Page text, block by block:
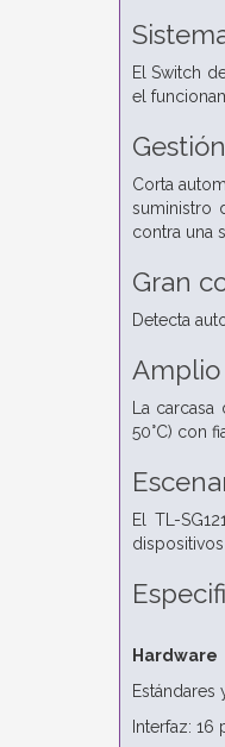
El Switch
el
Corta
suministro
contra una
Gran
Detecta
La
50°C) con
El TL-
Hardware
Estándares
Interfaz: